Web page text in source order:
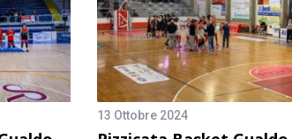
13 Ottobre 2024